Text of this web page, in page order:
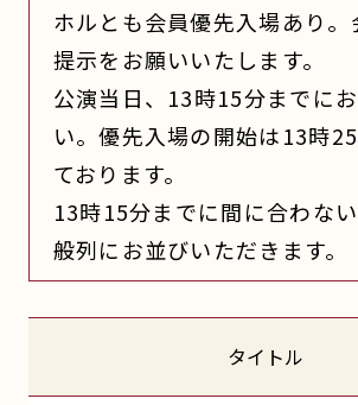
ホルとも会員優先入場あり。
提示をお願いいたします。
公演当日、13時15分までに
い。優先入場の開始は13時
ております。
13時15分までに間に合わな
般列にお並びいただきます。
タイトル